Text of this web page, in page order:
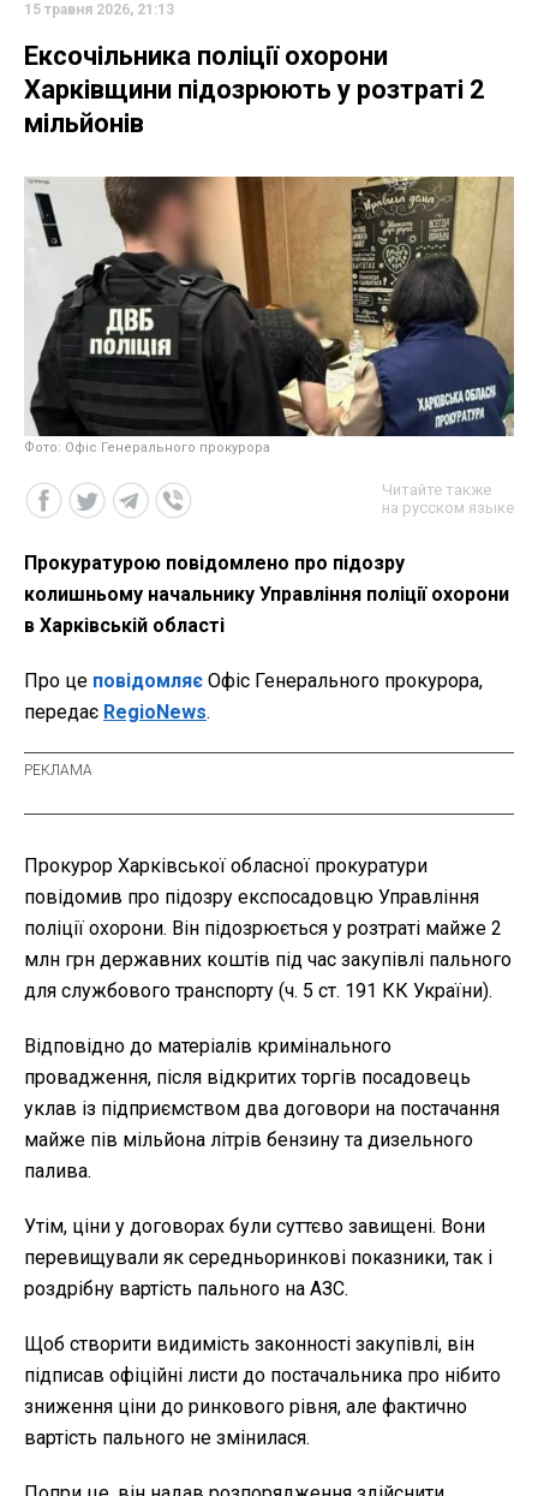
15 травня 2026, 21:13
Ексочільника поліції охорони
Харківщини підозрюють у розтраті 2
мільйонів
Фото: Офіс Генерального прокурора
Читайте также
на русском языке
Прокуратурою повідомлено про підозру
колишньому начальнику Управління поліції охорони
в Харківській області
Про це повідомляє Офіс Генерального прокурора,
передає RegioNews.
Прокурор Харківської обласної прокуратури
повідомив про підозру експосадовцю Управління
поліції охорони. Він підозрюється у розтраті майже 2
млн грн державних коштів під час закупівлі пального
для службового транспорту (ч. 5 ст. 191 КК України).
Відповідно до матеріалів кримінального
провадження, після відкритих торгів посадовець
уклав із підприємством два договори на постачання
майже пів мільйона літрів бензину та дизельного
палива.
Утім, ціни у договорах були суттєво завищені. Вони
перевищували як середньоринкові показники, так і
роздрібну вартість пального на АЗС.
Щоб створити видимість законності закупівлі, він
підписав офіційні листи до постачальника про нібито
зниження ціни до ринкового рівня, але фактично
вартість пального не змінилася.